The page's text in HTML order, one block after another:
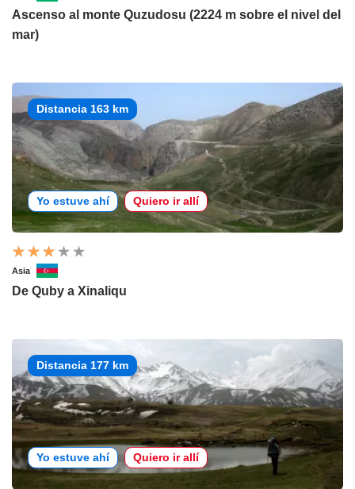
Ascenso al monte Quzudosu (2224 m sobre el nivel del
mar)
Distancia 163 km
Yo estuve ahí Quiero ir allí
Asia
De Quby a Xinaliqu
Distancia 177 km
Yo estuve ahí Quiero ir allí